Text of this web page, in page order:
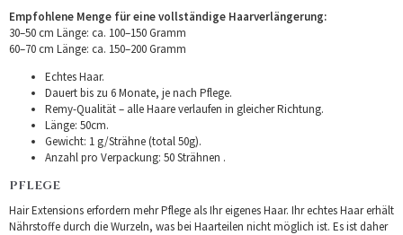
Empfohlene Menge für eine vollständige Haarverlängerung:
30–50 cm Länge: ca. 100–150 Gramm
60–70 cm Länge: ca. 150–200 Gramm
Echtes Haar.
Dauert bis zu 6 Monate, je nach Pflege.
Remy-Qualität – alle Haare verlaufen in gleicher Richtung.
Länge: 50cm.
Gewicht: 1 g/Strähne (total 50g).
Anzahl pro Verpackung: 50 Strähnen .
PFLEGE
Hair Extensions erfordern mehr Pflege als Ihr eigenes Haar. Ihr echtes Haar erhält
Nährstoffe durch die Wurzeln, was bei Haarteilen nicht möglich ist. Es ist daher